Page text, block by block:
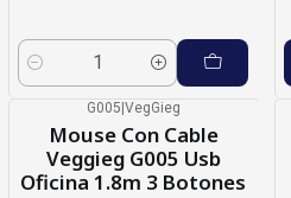
Cantidad
G005|VegGieg
Mouse Con Cable
Veggieg G005 Usb
Oficina 1.8m 3 Botones